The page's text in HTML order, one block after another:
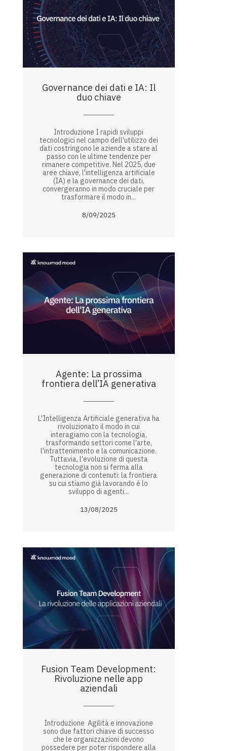
Governance dei dati e IA: Il
duo chiave
Introduzione I rapidi sviluppi
tecnologici nel campo dell'utilizzo dei
dati costringono le aziende a stare al
passo con le ultime tendenze per
rimanere competitive. Nel 2025, due
aree chiave, l'intelligenza artificiale
(IA) e la governance dei dati,
convergeranno in modo cruciale per
trasformare il modo in...
8/09/2025
Agente: La prossima
frontiera dell’IA generativa
L'Intelligenza Artificiale generativa ha
rivoluzionato il modo in cui
interagiamo con la tecnologia,
trasformando settori come l'arte,
l'intrattenimento e la comunicazione.
Tuttavia, l'evoluzione di questa
tecnologia non si ferma alla
generazione di contenuti: la frontiera
su cui stiamo già lavorando è lo
sviluppo di agenti...
13/08/2025
Fusion Team Development:
Rivoluzione nelle app
aziendali
Introduzione Agilità e innovazione
sono due fattori chiave di successo
che le organizzazioni devono
possedere per poter rispondere alla